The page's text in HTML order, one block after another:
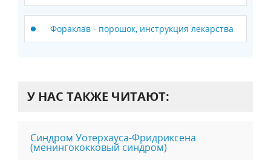
Фораклав - порошок, инструкция лекарства
У НАС ТАКЖЕ ЧИТАЮТ:
Синдром Уотерхауса-Фридриксена
(менингококковый синдром)